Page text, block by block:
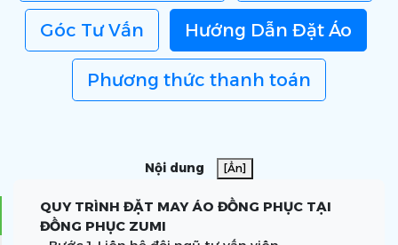
Góc Tư Vấn Hướng Dẫn Đặt Áo
Phương thức thanh toán
Nội dung [Ẩn]
QUY TRÌNH ĐẶT MAY ÁO ĐỒNG PHỤC TẠI
ĐỒNG PHỤC ZUMI